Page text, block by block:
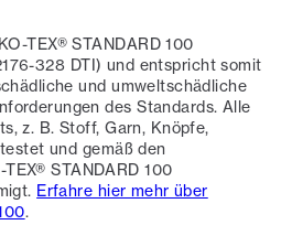
TEX® STANDARD 100
328 DTI) und entspricht somit
und umweltschädliche
des Standards. Alle
z. B. Stoff, Garn, Knöpfe,
und gemäß den
STANDARD 100
Erfahre hier mehr über
.